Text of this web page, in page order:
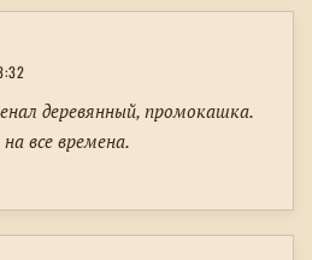
деревянный, промокашка.
все времена.